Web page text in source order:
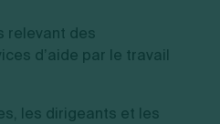
relevant des
d’aide par le travail
les dirigeants et les